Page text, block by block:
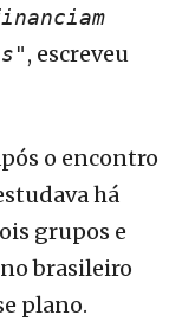
, escreveu
o encontro
há
grupos e
brasileiro
plano.